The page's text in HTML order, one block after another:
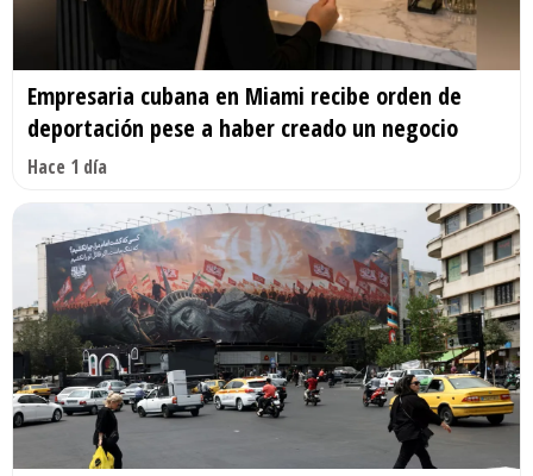
Empresaria cubana en Miami recibe orden de
deportación pese a haber creado un negocio
Hace 1 día